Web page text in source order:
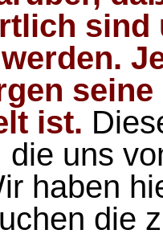
sind
ist.
die uns
haben
die